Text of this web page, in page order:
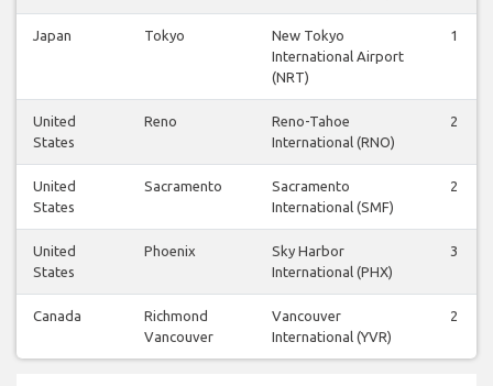
Japan Tokyo
New Tokyo
International Airport
(NRT)
1
United
States
Reno
Reno-Tahoe
International (RNO)
2
United
States
Sacramento
Sacramento
International (SMF)
2
United
States
Phoenix
Sky Harbor
International (PHX)
3
Canada
Richmond
Vancouver
Vancouver
International (YVR)
2